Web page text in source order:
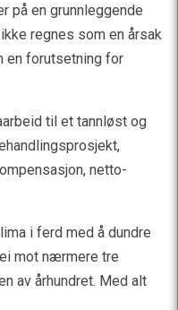
på en grunnleggende
regnes som en årsak
en forutsetning for
til et tannløst og
netto-
i ferd med å dundre
mot nærmere tre
av århundret. Med alt